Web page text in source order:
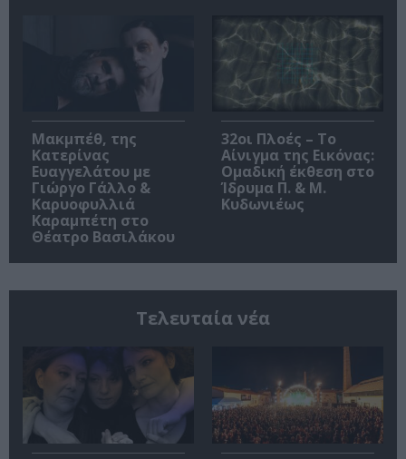
Μακμπέθ, της
Κατερίνας
Ευαγγελάτου με
Γιώργο Γάλλο &
Καρυοφυλλιά
Καραμπέτη στο
Θέατρο Βασιλάκου
32οι Πλοές – Το
Αίνιγμα της Εικόνας:
Ομαδική έκθεση στο
Ίδρυμα Π. & Μ.
Κυδωνιέως
Τελευταία νέα